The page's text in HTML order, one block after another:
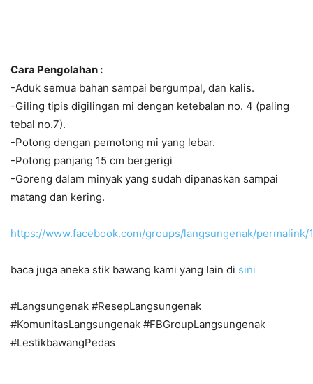
Cara Pengolahan :
-Aduk semua bahan sampai bergumpal, dan kalis.
-Giling tipis digilingan mi dengan ketebalan no. 4 (paling
tebal no.7).
-Potong dengan pemotong mi yang lebar.
-Potong panjang 15 cm bergerigi
-Goreng dalam minyak yang sudah dipanaskan sampai
matang dan kering.
https://www.facebook.com/groups/langsungenak/
baca juga aneka stik bawang kami yang lain di sini
#Langsungenak #ResepLangsungenak
#KomunitasLangsungenak #FBGroupLangsungenak
#LestikbawangPedas